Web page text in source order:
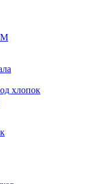
хлопок